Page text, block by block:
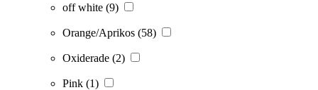
off white (9)
Orange/Aprikos (58)
Oxiderade (2)
Pink (1)